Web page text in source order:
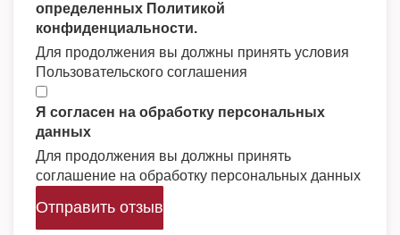
определенных Политикой
конфиденциальности.
Для продолжения вы должны принять условия
Пользовательского соглашения
Я согласен на обработку персональных
данных
Для продолжения вы должны принять
соглашение на обработку персональных данных
Отправить отзыв